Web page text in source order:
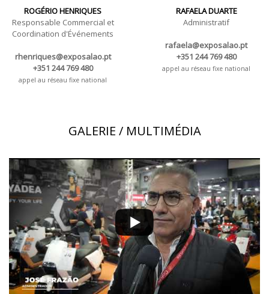
ROGÉRIO HENRIQUES
Responsable Commercial et
Coordination d'Événements
rhenriques@exposalao.pt
+351 244 769 480
appel au réseau fixe national
RAFAELA DUARTE
Administratif
rafaela@exposalao.pt
+351 244 769 480
appel au réseau fixe national
GALERIE / MULTIMÉDIA